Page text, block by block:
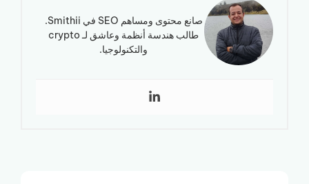
صانع محتوى ومساهم SEO في Smithii.
طالب هندسة أنظمة وعاشق لـ crypto
والتكنولوجيا.